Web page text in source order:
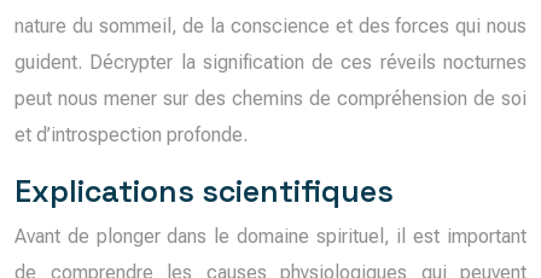
nature du sommeil, de la conscience et des forces qui nous
guident. Décrypter la signification de ces réveils nocturnes
peut nous mener sur des chemins de compréhension de soi
et d’introspection profonde.
Explications scientifiques
Avant de plonger dans le domaine spirituel, il est important
de comprendre les causes physiologiques qui peuvent